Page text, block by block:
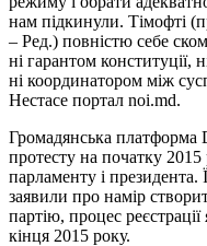
нам підкинули. Тімофті
– Ред.) повністю себе
ні гарантом конституції,
ні координатором між
Нестасе портал noi.md.
Громадянська платформа
протесту на початку
парламенту і президента.
заявили про намір
партію, процес
кінця 2015 року.